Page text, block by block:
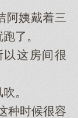
姨戴着三‌
了。
这房间很
。
种时候很容